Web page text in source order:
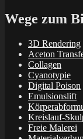
Wege zum
3D Rendering
Aceton
Collagen
Cyanotypie
Digital Poison
Emulsionslift
Kreislauf-
Freie Malerei